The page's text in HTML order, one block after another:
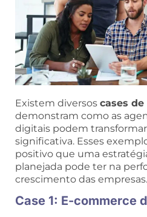
Existem diversos cases de
demonstram como as
digitais podem
significativa. Esses
positivo que uma
planejada pode ter na
crescimento das empresas.
Case 1: E-commerce